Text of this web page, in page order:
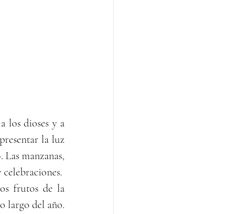
los dioses y a
la luz
manzanas,
frutos de la
largo del año.